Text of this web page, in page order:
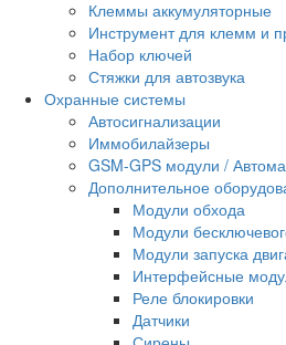
Клеммы аккумуляторные
Инструмент для клемм и
Набор ключей
Стяжки для автозвука
Охранные системы
Автосигнализации
Иммобилайзеры
GSM-GPS модули /
Дополнительное
Модули обхода
Модули
Модули запуска
Интерфейсные
Реле блокировки
Датчики